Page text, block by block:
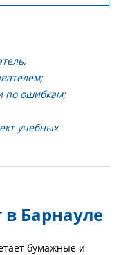
по ошибкам;
учебных
Барнауле
бумажные и